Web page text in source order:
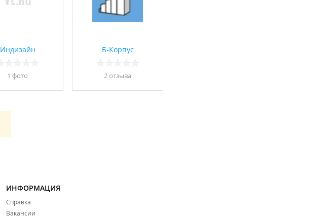
Индизайн
1 фото
Б-Корпус
2 отзывa
ИНФОРМАЦИЯ
Справка
Вакансии